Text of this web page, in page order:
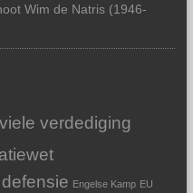
Wim de Natris (1946-
verdediging
defensie Engelse Kamp EU